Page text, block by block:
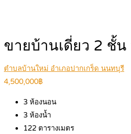
ขายบ้านเดี่ยว 2 ชั้
ตำบลบ้านใหม่ อำเภอปากเกร็ด นนทบุรี
4,500,000฿
3 ห้องนอน
3 ห้องน้ำ
122 ตารางเมตร